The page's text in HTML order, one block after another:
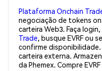
Plataforma Onchain
negociação de tokens
carteira Web3. Faça login,
Trade, busque EVRF ou
confirme disponibilidade.
carteira externa.
da Phemex. Compre